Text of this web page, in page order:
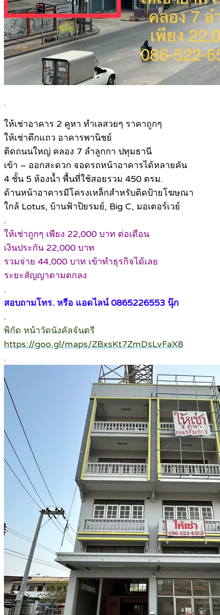
.
ให้เช่าอาคาร 2 คูหา ทำเลสวยๆ ราคาถูกๆ
ให้เช่าตึกแถว อาคารพานิชย์
ติดถนนใหญ่ คลอง 7 ลำลูกกา ปทุมธานี
เข้า – ออกสะดวก จอดรถหน้าอาคารได้หลายคัน
4 ชั้น 5 ห้องน้ำ พื้นที่ใช้สอยรวม 450 ตรม.
ด้านหน้าอาคารมีโครงเหล็กสำหรับติดป้ายโฆษณา
ใกล้ Lotus, บ้านฟ้าปิยรมย์, Big C, มอเตอร์เวย์
.
ให้เช่าถูกๆ เพียง 22,000 บาท ต่อเดือน
เงินประกัน 22,000 บาท
รวมจ่าย 44,000 บาท เข้าทำธุรกิจได้เลย
ระยะสัญญาตามตกลง
.
สอบถามโทร. หรือ แอดไลน์ 0865226553 นุ๊ก
.
พิกัด หน้าวัดนังคัลจันตรี
https://goo.gl/maps/ZBxsKt7ZmDsLvFaX8
.